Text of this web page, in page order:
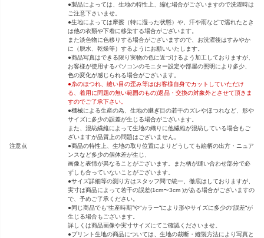
注意点
●製品によっては、生地の特性上、縮む場合がございますので洗濯時は
ご注意下さいませ。
●生地によっては摩擦（特に湿った状態）や、汗や雨などで濡れたとき
は他の衣類や下着に移染する場合がございます。
また淡色物に色移りする場合がございますので、お洗濯後はすみやか
に（脱水、乾燥等）するようにお願いいたします。
●商品写真はできる限り実物の色に近づけるよう加工しておりますが、
お客様が使用するパソコンのモニター設定や部屋の照明により多少、
色の変化が感じられる場合がございます。
●糸のほつれ、縫い目の歪み等は(お客様自身でカットしていただけ
る、着用に問題の無い範囲のもの)返品・交換の対象外とさせて頂きま
すのでご了承下さい。
●機械による生産の為、生地の継ぎ目の若干のズレやほつれなど、形や
サイズに多少の誤差が生じる場合がございます。
また、混紡繊維によって生地の織りに他繊維が混紡している場合もご
ざいますが品質上の問題はございません。
●商品の特性上、生地の取り位置によりどうしても絵柄の出方・ニュア
ンスなど多少の個体差が生じ、
画像と表情が異なることがございます。また柄が縫い合わせ部分で必
ずしも合っていないことがございます。
●サイズ詳細等の測り方はスタッフ間で統一、徹底はしておりますが、
実寸は商品によって若干の誤差(1cm〜3cm )がある場合がございますの
で、予めご了承ください。
●同じ商品でも“生産時期”や“カラー“により形やサイズに多少の“誤差“が
生じる場合もございます。
詳しくは商品画像や実寸サイズにてご確認くださいませ。
●プリント生地の商品については、生地の裁断・縫製方法により写真と